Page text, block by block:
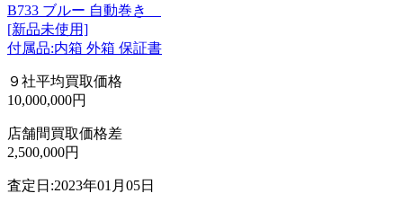
B733 ブルー 自動巻き
[新品未使用]
付属品:内箱 外箱 保証書
９社平均買取価格
10,000,000円
店舗間買取価格差
2,500,000円
査定日:2023年01月05日